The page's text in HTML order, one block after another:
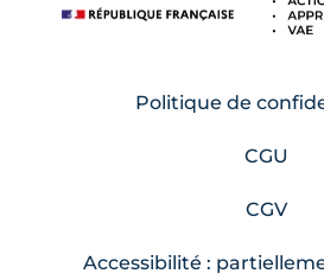
Politique de
CGU
CGV
Accessibilité :